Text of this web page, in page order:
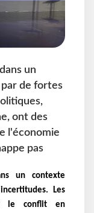
un
de fortes
ont des
l'économie
pas
un contexte
Les
le conflit en